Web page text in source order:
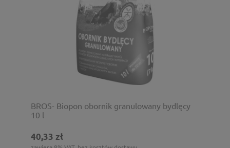
BROS- Biopon obornik granulowany bydlęcy
10 l
40,33 zł